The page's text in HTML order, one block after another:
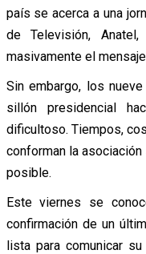
país se acerca a una
de Televisión,
masivamente el
Sin embargo, los
sillón presidencial
dificultoso. Tiempos,
conforman la
posible.
Este viernes se
confirmación de un
lista para comunicar